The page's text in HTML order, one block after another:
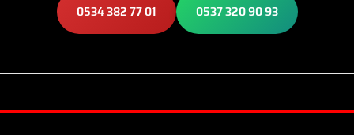
0534 382 77 01 0537 320 90 93